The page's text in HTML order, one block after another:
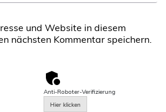
und Website in diesem
nächsten Kommentar speichern.
Anti-Roboter-Verifizierung
Hier klicken